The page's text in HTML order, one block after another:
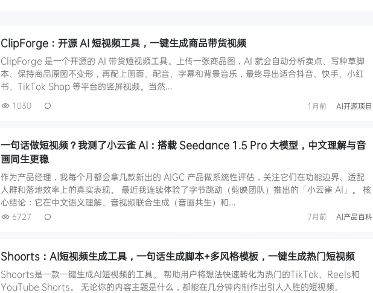
ClipForge：开源 AI 短视频工具，一键生成商品带货视频
ClipForge 是一个开源的 AI 带货短视频工具。上传一张商品图，AI 就会自动分析卖点、写种草脚
本、保持商品原图不变形，再配上画面、配音、字幕和背景音乐，最终导出适合抖音、快手、小红
书、TikTok Shop 等平台的竖屏视频。当然…
1030 1月前 AI开源项目
一句话做短视频？我测了小云雀 AI：搭载 Seedance 1.5 Pro 大模型，中文理解与音
画同生更稳
作为产品经理，我每个月都会拿几款新出的 AIGC 产品做系统性评估，关注它们在功能边界、适配
人群和落地效率上的真实表现。 最近我连续体验了字节跳动（剪映团队）推出的「小云雀 AI」。 核
心结论：它在中文语义理解、音视频联合生成（音画共生）和…
6727 7月前 AI产品百科
Shoorts：AI短视频生成工具，一句话生成脚本+多风格模板，一键生成热门短视频
Shoorts是一款一键生成AI短视频的工具。 帮助用户将想法快速转化为热门的TikTok、Reels和
YouTube Shorts。 无论你的内容主题是什么，都能在几分钟内制作出引人入胜的短视频。